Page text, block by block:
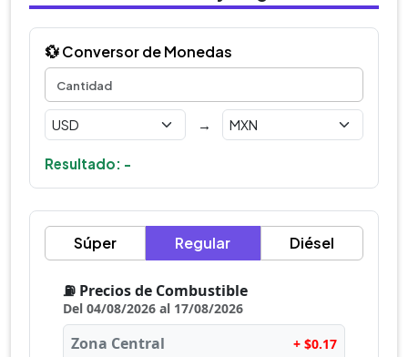
💱 Conversor de Monedas
→
Resultado: -
Súper Regular Diésel